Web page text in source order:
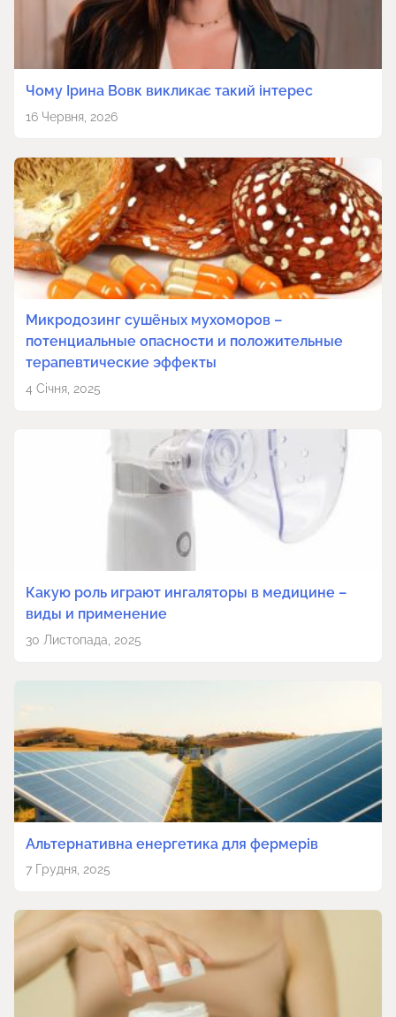
Чому Ірина Вовк викликає такий інтерес
16 Червня, 2026
Микродозинг сушёных мухоморов –
потенциальные опасности и положительные
терапевтические эффекты
4 Січня, 2025
Какую роль играют ингаляторы в медицине –
виды и применение
30 Листопада, 2025
Альтернативна енергетика для фермерів
7 Грудня, 2025